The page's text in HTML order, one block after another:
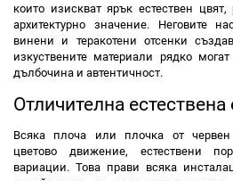
които изискват ярък естествен
архитектурно значение. Неговите
винени и теракотени отсенки
изкуствените материали рядко
дълбочина и автентичност.
Отличителна естествена
Всяка плоча или плочка от
цветово движение, естествени
вариации. Това прави всяка